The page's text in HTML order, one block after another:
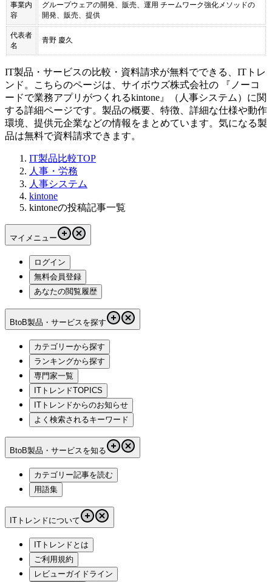
事業内
容
グループウェアの開発、販売、運用 チームワーク強化メソッドの
開発、販売、提供
代表者
名
青野 慶久
IT製品・サービスの比較・資料請求が無料でできる、ITトレ
ンド。こちらのページは、 サイボウズ株式会社の 『 ノーコ
ードで業務アプリがつくれるkintone 』（ 人事システム ）に関
する詳細ページです。製品の概要、特徴、詳細な仕様や動作
環境、提供元企業などの情報をまとめています。気になる製
品は無料で資料請求できます。
IT製品比較TOP
人事・労務
人事システム
kintone
kintoneの投稿記事一覧
マイメニュー
ログイン
無料会員登録
あなたの閲覧履歴
BtoB製品・サービスを探す
カテゴリーから探す
ランキングから探す
専門家一覧
ITトレンドTOPICS
ITトレンドからのお知らせ
よく検索されるキーワード
BtoB製品・サービスを知る
カテゴリー記事を読む
用語集
ITトレンドについて
ITトレンドとは
ご利用規約
レビューガイドライン